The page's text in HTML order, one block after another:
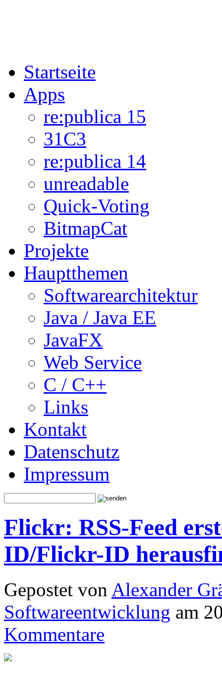
Startseite
Apps
re:publica 15
31C3
re:publica 14
unreadable
Quick-Voting
BitmapCat
Projekte
Hauptthemen
Softwarearchitektur
Java / Java EE
JavaFX
Web Service
C / C++
Links
Kontakt
Datenschutz
Impressum
Flickr: RSS-Feed
ID/Flickr-ID
Gepostet von Alexander
Softwareentwicklung am
Kommentare